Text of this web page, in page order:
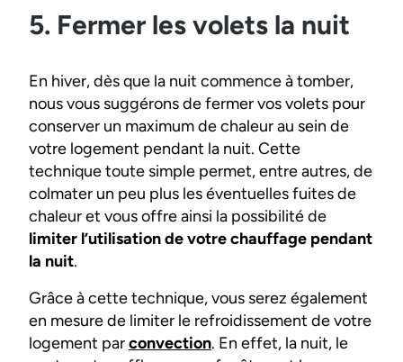
5. Fermer les volets la nuit
En hiver, dès que la nuit commence à tomber,
nous vous suggérons de fermer vos volets pour
conserver un maximum de chaleur au sein de
votre logement pendant la nuit. Cette
technique toute simple permet, entre autres, de
colmater un peu plus les éventuelles fuites de
chaleur et vous offre ainsi la possibilité de
limiter l’utilisation de votre chauffage pendant
la nuit.
Grâce à cette technique, vous serez également
en mesure de limiter le refroidissement de votre
logement parconvection. En effet, la nuit, le